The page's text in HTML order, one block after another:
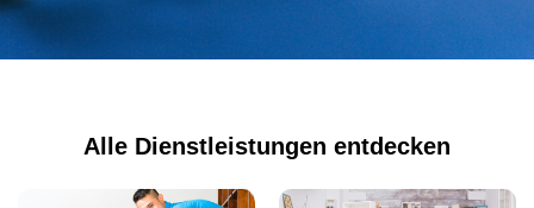
Alle Dienstleistungen entdecken